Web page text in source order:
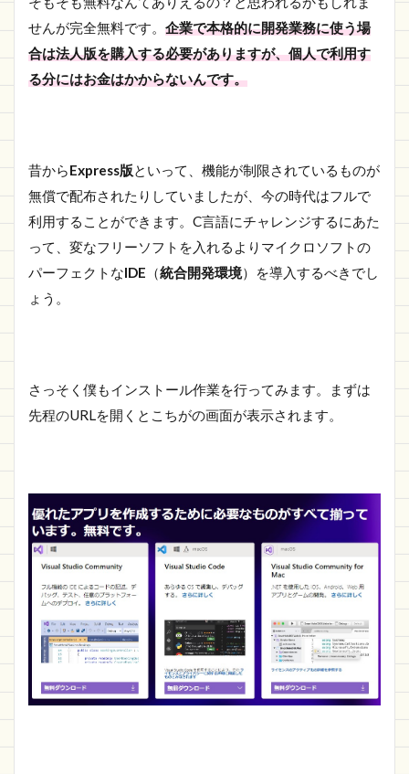
せんが完全無料です。 企業で本格的に開発業務に使う場
合は法人版を購入する必要がありますが、個人で利用す
る分にはお金はかからないんです。
昔からExpress版といって、機能が制限されているものが
無償で配布されたりしていましたが、今の時代はフルで
利用することができます。C言語にチャレンジするにあた
って、変なフリーソフトを入れるよりマイクロソフトの
パーフェクトなIDE （統合開発環境）を導入するべきでし
ょう。
さっそく僕もインストール作業を行ってみます。まずは
先程のURLを開くとこちがの画面が表示されます。